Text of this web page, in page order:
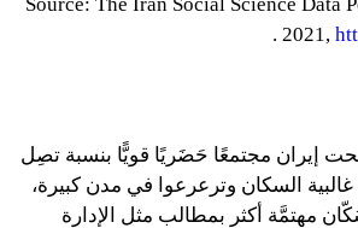
2021,
.
إيران مجتمعًا حَضَريًا قويًّا بنسبة تصِل
وُلِد غالبية السكان وترعرعوا في مدن كبيرة،
مهتمَّة أكثر بمطالب مثل الإدارة